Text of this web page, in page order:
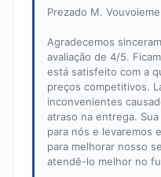
Prezado M.
Agradecemos
avaliação de 4/5.
está satisfeito com a
preços competitivos.
inconvenientes
atraso na entrega.
para nós e levaremos
para melhorar nosso
atendê-lo melhor no